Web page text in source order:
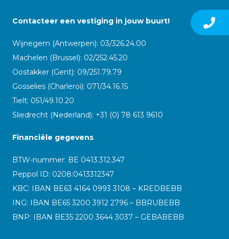
Contacteer een vestiging in jouw buurt!
Wijnegem (Antwerpen): 03/326.24.00
Machelen (Brussel): 02/252.45.20
Oostakker (Gent): 09/251.79.79
Gosselies (Charleroi): 071/34.16.15
Tielt: 051/49.10.20
Sliedrecht (Nederland): +31 (0) 78 613 9610
Financiële gegevens
BTW-nummer: BE 0413.312.347
Peppol ID: 0208:0413312347
KBC: IBAN BE63 4164 0993 3108 – KREDBEBB
ING: IBAN BE65 3200 3912 2796 – BBRUBEBB
BNP: IBAN BE35 2200 3644 3037 – GEBABEBB